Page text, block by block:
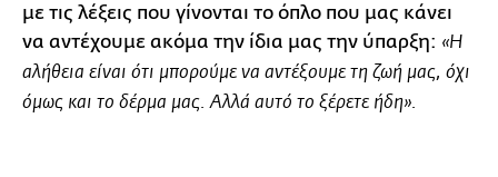
με τις λέξεις που γίνονται το όπλο που μας κάνει
να αντέχουμε ακόμα την ίδια μας την ύπαρξη: «Η
αλήθεια είναι ότι μπορούμε να αντέξουμε τη ζωή μας, όχι
όμως και το δέρμα μας. Αλλά αυτό το ξέρετε ήδη».